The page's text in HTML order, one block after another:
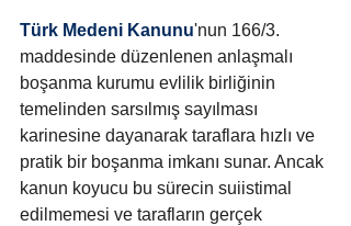
Türk Medeni Kanunu'nun 166/3.
maddesinde düzenlenen anlaşmalı
boşanma kurumu evlilik birliğinin
temelinden sarsılmış sayılması
karinesine dayanarak taraflara hızlı ve
pratik bir boşanma imkanı sunar. Ancak
kanun koyucu bu sürecin suiistimal
edilmemesi ve tarafların gerçek